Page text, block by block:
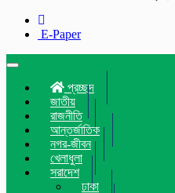
E-Paper
Toggle
navigation
প্রচ্ছদ
জাতীয়
রাজনীতি
আন্তর্জাতিক
নগর-জীবন
খেলাধুলা
সরাদেশ
ঢাকা